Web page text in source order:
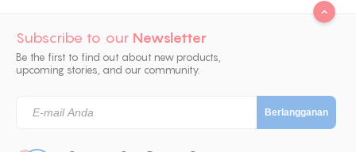
Subscribe to our Newsletter
Be the first to find out about new products,
upcoming stories, and our community.